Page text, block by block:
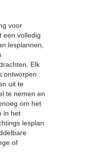
voor
een volledig
lesplannen,
Elk
ontworpen
uit te
te nemen en
om het
in het
lesplan
of